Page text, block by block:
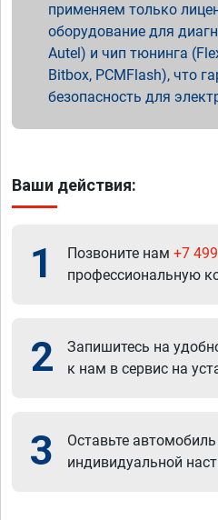
применяем только
оборудование для
Autel) и чип тюнинга
Bitbox, PCMFlash), что
безопасность для
Ваши действия:
1 Позвоните нам +7
профессиональную
2
Запишитесь на
к нам в сервис на
3
Оставьте
индивидуальной